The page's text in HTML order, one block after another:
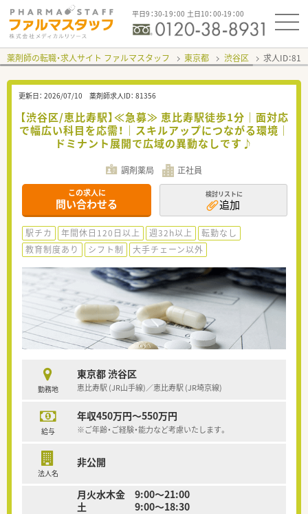
平日9：30-19：00 土日10：00-19：00
薬剤師の転職・求人サイト ファルマスタッフ 東京都 渋谷区 求人ID：
更新日： 2026/07/10 薬剤師求人ID： 81356
【渋谷区/恵比寿駅】≪急募≫ 恵比寿駅徒歩1分｜面対応
で幅広い科目を応需！｜スキルアップにつながる環境｜
ドミナント展開で広域の異動なしです♪
調剤薬局 正社員
この求人に
問い合わせる
検討リストに
追加
駅チカ 年間休日120日以上 週32h以上
転勤なし
教育制度あり
シフト制 大手チェーン以外
勤務地
東京都 渋谷区
恵比寿駅 (JR山手線)／恵比寿駅 (JR埼京線)
給与
年収450万円～550万円
※ご年齢・ご経験・能力など考慮いたします。
法人名
非公開
月火水木金 9:00～21:00
土 9:00～18:30